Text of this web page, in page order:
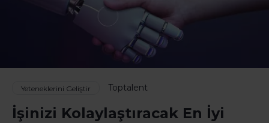
Yeteneklerini Geliştir Toptalent
İşinizi Kolaylaştıracak En İyi